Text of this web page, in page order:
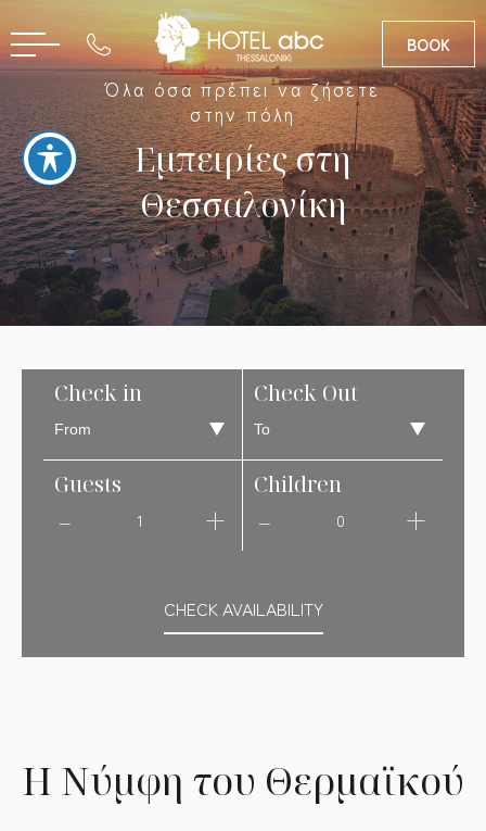
EN
BOOK
Όλα όσα πρέπει να ζήσετε
στην πόλη
Εμπειρίες στη
Θεσσαλονίκη
Check in Check Out
Guests
1
Children
0
CHECK AVAILABILITY
Η Νύμφη του Θερμαϊκού